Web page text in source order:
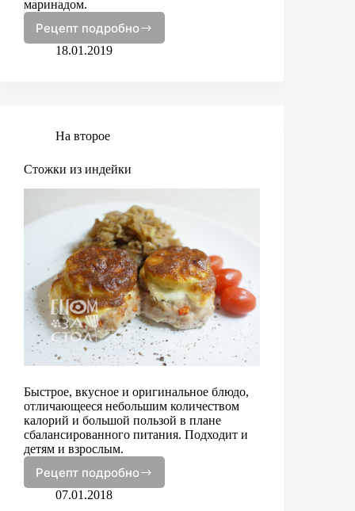
маринадом.
Рецепт подробноКраснокочанная
маринованная
18.01.2019
На второе
Стожки из индейки
Быстрое, вкусное и оригинальное блюдо,
отличающееся небольшим количеством
калорий и большой пользой в плане
сбалансированного питания. Подходит и
детям и взрослым.
Рецепт подробно
Стожки
из
07.01.2018